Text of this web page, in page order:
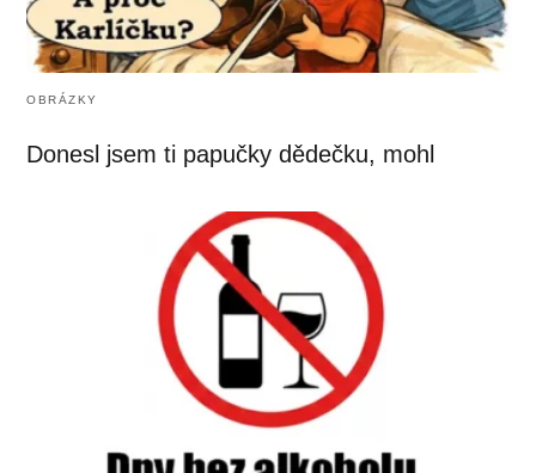
OBRÁZKY
Donesl jsem ti papučky dědečku, mohl